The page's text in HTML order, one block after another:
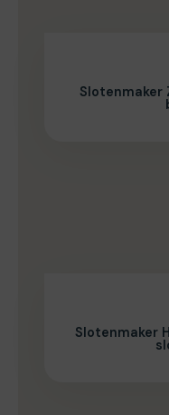
Slotenmaker
Slotenmaker